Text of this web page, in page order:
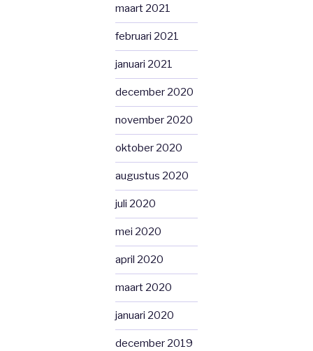
maart 2021
februari 2021
januari 2021
december 2020
november 2020
oktober 2020
augustus 2020
juli 2020
mei 2020
april 2020
maart 2020
januari 2020
december 2019